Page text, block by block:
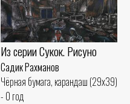
Из серии Сукок. Рисуно
Садик Рахманов
Чёрная бумага, карандаш (29x39)
- 0 год